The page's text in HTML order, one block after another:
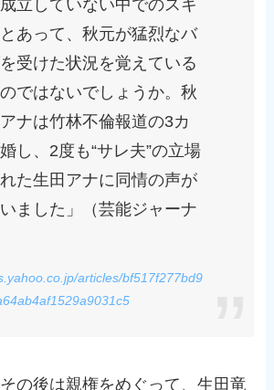
立していない中でのスキ
あって、秋元が猛烈なバ
受けた状況を覚えている
ではないでしょうか。秋
ナは竹林不倫報道の3カ
し、2度も“サレ夫”の立場
た生田アナに同情の声が
ました」（芸能ジャーナ
articles/bf517f277bd9
の後は親権をめぐって、生田竜